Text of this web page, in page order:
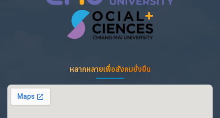
หลากหลายเพื่อสังคมยั่งยืน